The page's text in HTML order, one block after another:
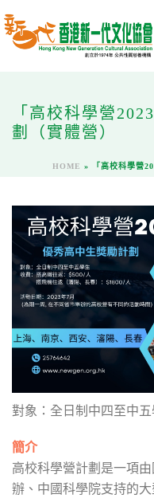
「高校科學營
劃（實體營）
HOME » 「高校科學營
對象：全日制中四至中五
簡介
高校科學營計劃是一項
辦、中國科學院支持的大